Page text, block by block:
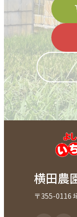
横田農
〒355-0116